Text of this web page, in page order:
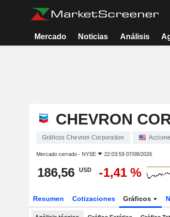
Mercado Noticias Análisis
CHEVRON
Gráficos Chevron Corporation
Mercado cerrado - NYSE 22:03:59 07/08/2026
186,56 USD -1,41 %
Resumen Cotizaciones Gráficos